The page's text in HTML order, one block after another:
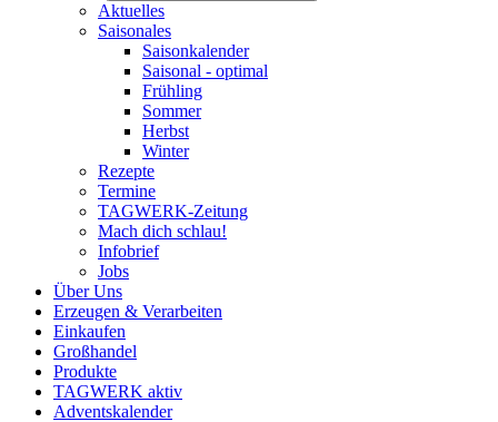
Aktuelles
Saisonales
Saisonkalender
Saisonal - optimal
Frühling
Sommer
Herbst
Winter
Rezepte
Termine
TAGWERK-Zeitung
Mach dich schlau!
Infobrief
Jobs
Über Uns
Erzeugen & Verarbeiten
Einkaufen
Großhandel
Produkte
TAGWERK aktiv
Adventskalender